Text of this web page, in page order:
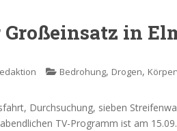
in
Bedrohung, Drogen,
Durchsuchung, sieben
TV-Programm ist am